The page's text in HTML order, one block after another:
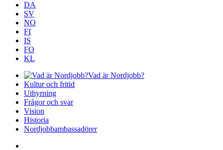
DA
SV
NO
FI
IS
FO
KL
Vad är Nordjobb?
Kultur och fritid
Uthyrning
Frågor och svar
Vision
Historia
Nordjobbambassadörer